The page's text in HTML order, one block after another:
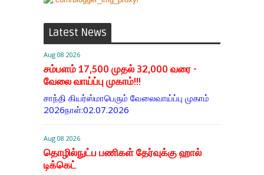
Latest News
Aug 08 2026
சம்பளம் 17,500 முதல் 32,000 வரை -
வேலை வாய்ப்பு முகாம்!!!
சாந்தி கியர்ஸ்மாபெரும் வேலைவாய்ப்பு முகாம்
2026நாள்:02.07.2026
Aug 08 2026
தொழில்நுட்ப பணிகள் தேர்வுக்கு ஹால் ​
டிக்கெட்